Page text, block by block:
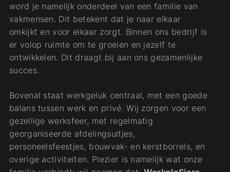
word je namelijk onderdeel van een familie van
vakmensen. Dit betekent dat je naar elkaar
omkijkt en voor elkaar zorgt. Binnen ons bedrijf is
er volop ruimte om te groeien en jezelf te
ontwikkelen. Dit draagt bij aan ons gezamenlijke
succes.
Bovenal staat werkgeluk centraal, met een goede
balans tussen werk en privé. Wij zorgen voor een
gezellige werksfeer, met regelmatig
georganiseerde afdelingsuitjes,
personeelsfeestjes, bouwvak- en kerstborrels, en
overige activiteiten. Plezier is namelijk wat onze